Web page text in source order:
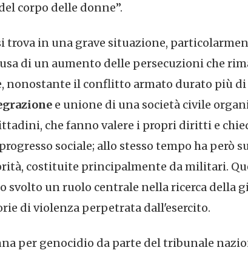
corpo delle donne”.
trova in una grave situazione,
di un aumento delle persecuzioni che
nonostante il conflitto armato durato più di
e unione di una società civile
che fanno valere i propri diritti e
sociale; allo stesso tempo ha però
costituite principalmente da militari.
svolto un ruolo centrale nella ricerca della
di violenza perpetrata dall'esercito.
per genocidio da parte del tribunale